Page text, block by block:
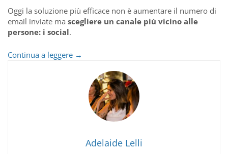
Oggi la soluzione più efficace non è aumentare il numero di
email inviate ma scegliere un canale più vicino alle
persone: i social.
Continua a leggere Perché
auguri
Natale
→
Adelaide Lelli